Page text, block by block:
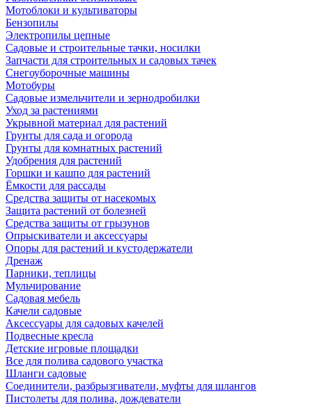
Мотоблоки и культиваторы
Бензопилы
Электропилы цепные
Садовые и строительные тачки, носилки
Запчасти для строительных и садовых тачек
Снегоуборочные машины
Мотобуры
Садовые измельчители и зернодробилки
Уход за растениями
Укрывной материал для растений
Грунты для сада и огорода
Грунты для комнатных растений
Удобрения для растений
Горшки и кашпо для растений
Ёмкости для рассады
Средства защиты от насекомых
Защита растений от болезней
Средства защиты от грызунов
Опрыскиватели и аксессуары
Опоры для растений и кустодержатели
Дренаж
Парники, теплицы
Мульчирование
Садовая мебель
Качели садовые
Аксессуары для садовых качелей
Подвесные кресла
Детские игровые площадки
Все для полива садового участка
Шланги садовые
Соединители, разбрызгиватели, муфты для шлангов
Пистолеты для полива, дождеватели